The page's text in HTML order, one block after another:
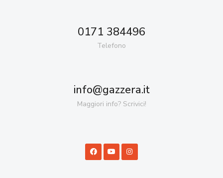
0171 384496
Telefono
info@gazzera.it
Maggiori info? Scrivici!